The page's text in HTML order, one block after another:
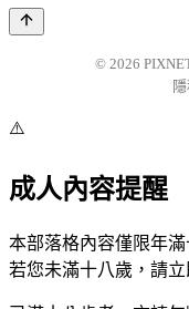
© 2026
⚠️
成人內容提醒
本部落格內容僅限年滿
若您未滿十八歲，請立